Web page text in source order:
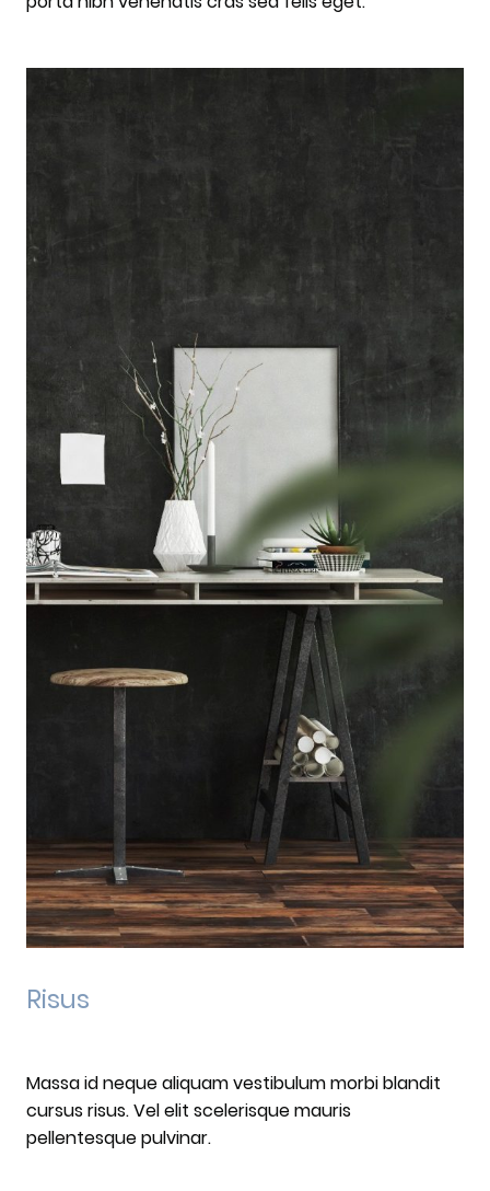
Risus
Massa id neque aliquam vestibulum morbi blandit
cursus risus. Vel elit scelerisque mauris
pellentesque pulvinar.